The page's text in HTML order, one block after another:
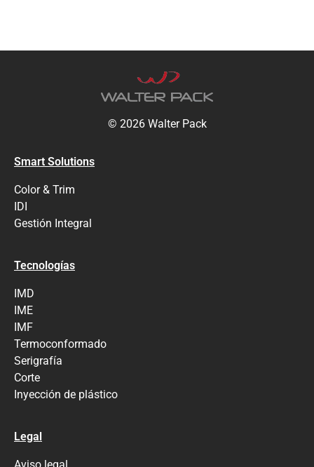
© 2026 Walter Pack
Smart Solutions
Color & Trim
IDI
Gestión Integral
Tecnologías
IMD
IME
IMF
Termoconformado
Serigrafía
Corte
Inyección de plástico
Legal